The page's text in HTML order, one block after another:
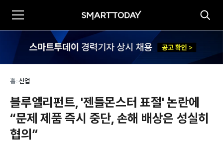
홈>산업
블루엘리펀트, '젠틀몬스터 표절' 논란에
“문제 제품 즉시 중단, 손해 배상은 성실히
협의”